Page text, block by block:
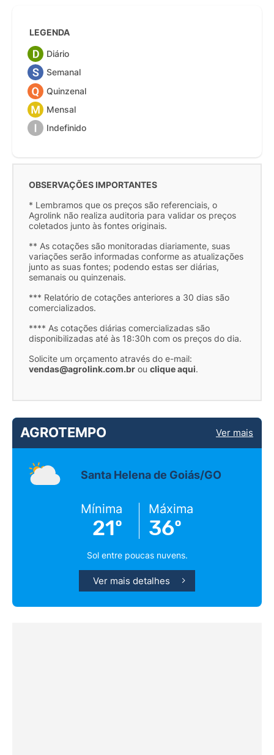
LEGENDA
Diário
Semanal
Quinzenal
Mensal
Indefinido
OBSERVAÇÕES IMPORTANTES
* Lembramos que os preços são referenciais, o
Agrolink não realiza auditoria para validar os preços
coletados junto às fontes originais.
** As cotações são monitoradas diariamente, suas
variações serão informadas conforme as atualizações
junto as suas fontes; podendo estas ser diárias,
semanais ou quinzenais.
*** Relatório de cotações anteriores a 30 dias são
comercializados.
**** As cotações diárias comercializadas são
disponibilizadas até às 18:30h com os preços do dia.
Solicite um orçamento através do e-mail:
vendas@agrolink.com.br ou clique aqui.
AGROTEMPO Ver mais
Santa Helena de Goiás/GO
Mínima
21º
Máxima
36º
Sol entre poucas nuvens.
Ver mais detalhes